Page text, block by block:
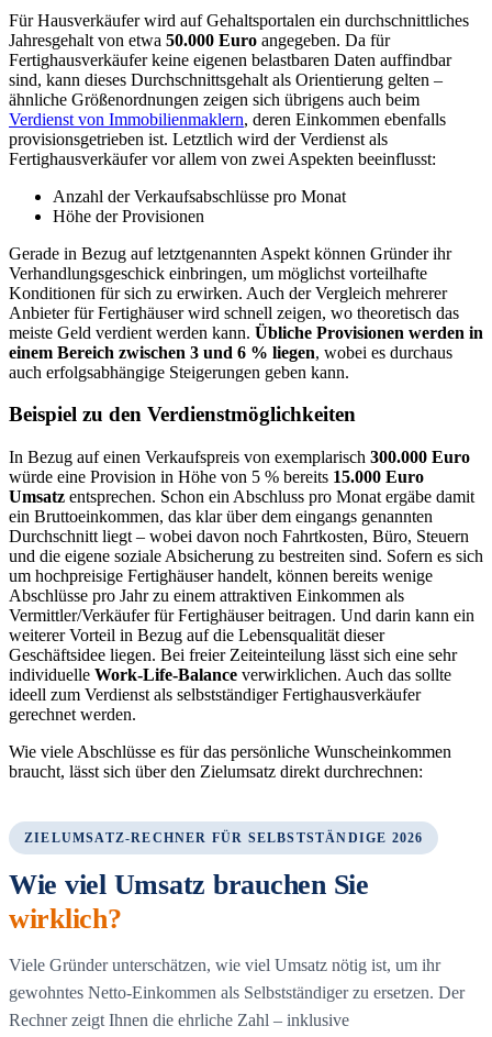
Für Hausverkäufer wird auf Gehaltsportalen ein durchschnittliches
Jahresgehalt von etwa 50.000 Euro angegeben. Da für
Fertighausverkäufer keine eigenen belastbaren Daten auffindbar
sind, kann dieses Durchschnittsgehalt als Orientierung gelten –
ähnliche Größenordnungen zeigen sich übrigens auch beim
Verdienst von Immobilienmaklern, deren Einkommen ebenfalls
provisionsgetrieben ist. Letztlich wird der Verdienst als
Fertighausverkäufer vor allem von zwei Aspekten beeinflusst:
Anzahl der Verkaufsabschlüsse pro Monat
Höhe der Provisionen
Gerade in Bezug auf letztgenannten Aspekt können Gründer ihr
Verhandlungsgeschick einbringen, um möglichst vorteilhafte
Konditionen für sich zu erwirken. Auch der Vergleich mehrerer
Anbieter für Fertighäuser wird schnell zeigen, wo theoretisch das
meiste Geld verdient werden kann. Übliche Provisionen werden in
einem Bereich zwischen 3 und 6 % liegen, wobei es durchaus
auch erfolgsabhängige Steigerungen geben kann.
Beispiel zu den Verdienstmöglichkeiten
In Bezug auf einen Verkaufspreis von exemplarisch 300.000 Euro
würde eine Provision in Höhe von 5 % bereits 15.000 Euro
Umsatz entsprechen. Schon ein Abschluss pro Monat ergäbe damit
ein Bruttoeinkommen, das klar über dem eingangs genannten
Durchschnitt liegt – wobei davon noch Fahrtkosten, Büro, Steuern
und die eigene soziale Absicherung zu bestreiten sind. Sofern es sich
um hochpreisige Fertighäuser handelt, können bereits wenige
Abschlüsse pro Jahr zu einem attraktiven Einkommen als
Vermittler/Verkäufer für Fertighäuser beitragen. Und darin kann ein
weiterer Vorteil in Bezug auf die Lebensqualität dieser
Geschäftsidee liegen. Bei freier Zeiteinteilung lässt sich eine sehr
individuelle Work-Life-Balance verwirklichen. Auch das sollte
ideell zum Verdienst als selbstständiger Fertighausverkäufer
gerechnet werden.
Wie viele Abschlüsse es für das persönliche Wunscheinkommen
braucht, lässt sich über den Zielumsatz direkt durchrechnen:
ZIELUMSATZ-RECHNER FÜR SELBSTSTÄNDIGE 2026
Wie viel Umsatz brauchen Sie
wirklich?
Viele Gründer unterschätzen, wie viel Umsatz nötig ist, um ihr
gewohntes Netto-Einkommen als Selbstständiger zu ersetzen. Der
Rechner zeigt Ihnen die ehrliche Zahl – inklusive